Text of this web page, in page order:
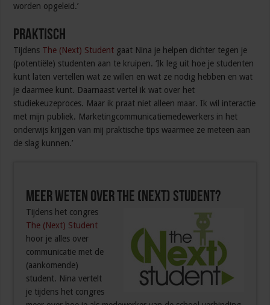
worden opgeleid.’
Praktisch
Tijdens The (Next) Student gaat Nina je helpen dichter tegen je
(potentiële) studenten aan te kruipen. ‘Ik leg uit hoe je studenten
kunt laten vertellen wat ze willen en wat ze nodig hebben en wat
je daarmee kunt. Daarnaast vertel ik wat over het
studiekeuzeproces. Maar ik praat niet alleen maar. Ik wil interactie
met mijn publiek. Marketingcommunicatiemedewerkers in het
onderwijs krijgen van mij praktische tips waarmee ze meteen aan
de slag kunnen.’
Meer weten over The (Next) Student?
Tijdens het congres
The (Next) Student
hoor je alles over
communicatie met de
(aankomende)
student. Nina vertelt
je tijdens het congres